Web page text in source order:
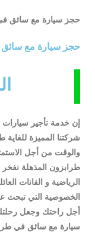
حجز سيارة مع سائق
حجز سيارة مع
إن خدمة تأجير
شركتنا المميزة
والوقت من أجل
طرابزون المذهلة
الرياضية و الفانات
الخصوصية التي تبحث
أجل راحتك وجعل
سيارة مع سائق في